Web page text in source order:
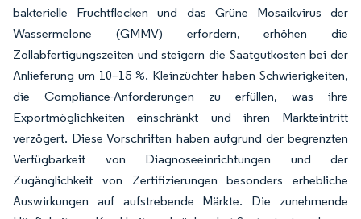
bakterielle Fruchtflecken und das Grüne Mosaikvirus der
Wassermelone (GMMV) erfordern, erhöhen die
Zollabfertigungszeiten und steigern die Saatgutkosten bei der
Anlieferung um 10–15 %. Kleinzüchter haben Schwierigkeiten,
die Compliance-Anforderungen zu erfüllen, was ihre
Exportmöglichkeiten einschränkt und ihren Markteintritt
verzögert. Diese Vorschriften haben aufgrund der begrenzten
Verfügbarkeit von Diagnoseeinrichtungen und der
Zugänglichkeit von Zertifizierungen besonders erhebliche
Auswirkungen auf aufstrebende Märkte. Die zunehmende